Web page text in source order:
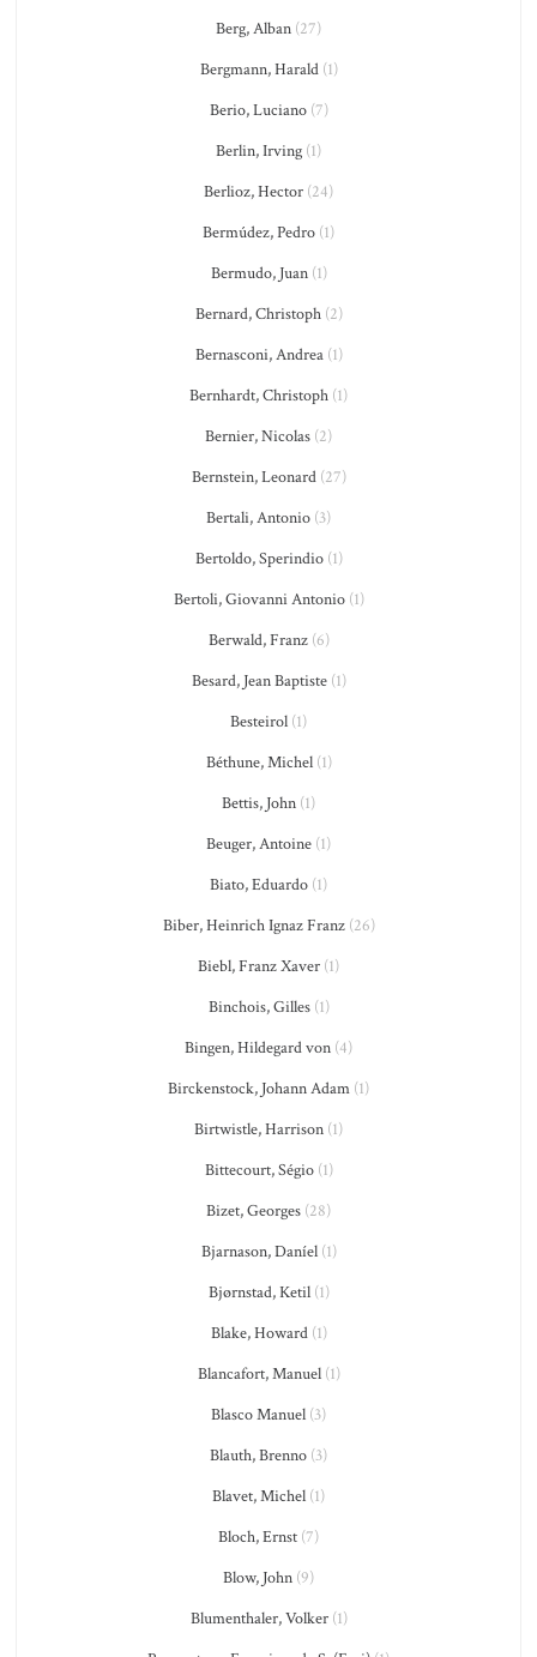
Berg, Alban (27)
Bergmann, Harald(1)
Berio, Luciano(7)
Berlin, Irving (1)
Berlioz, Hector (24)
Bermúdez, Pedro (1)
Bermudo, Juan(1)
Bernard, Christoph(2)
Bernasconi, Andrea(1)
Bernhardt, Christoph (1)
Bernier, Nicolas (2)
Bernstein, Leonard(27)
Bertali, Antonio (3)
Bertoldo, Sperindio(1)
Bertoli, Giovanni Antonio(1)
Berwald, Franz(6)
Besard, Jean Baptiste(1)
Besteirol (1)
Béthune, Michel(1)
Bettis, John (1)
Beuger, Antoine (1)
Biato, Eduardo (1)
Biber, Heinrich Ignaz Franz(26)
Biebl, Franz Xaver (1)
Binchois, Gilles(1)
Bingen, Hildegard von (4)
Birckenstock, Johann Adam (1)
Birtwistle, Harrison (1)
Bittecourt, Ségio(1)
Bizet, Georges (28)
Bjarnason, Daníel(1)
Bjørnstad, Ketil(1)
Blake, Howard(1)
Blancafort, Manuel(1)
Blasco Manuel (3)
Blauth, Brenno (3)
Blavet, Michel (1)
Bloch, Ernst (7)
Blow, John (9)
Blumenthaler, Volker(1)